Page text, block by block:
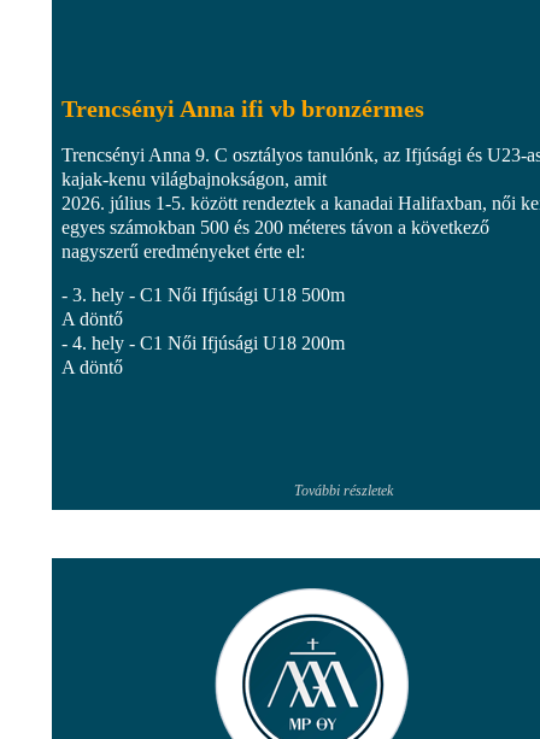
Trencsényi Anna ifi vb bronzérmes
Trencsényi Anna 9. C osztályos tanulónk, az Ifjúsági és U23-
kajak-kenu világbajnokságon, amit
2026. július 1-5. között rendeztek a kanadai Halifaxban, női
egyes számokban 500 és 200 méteres távon a következő
nagyszerű eredményeket érte el:
- 3. hely - C1 Női Ifjúsági U18 500m
A döntő
- 4. hely - C1 Női Ifjúsági U18 200m
A döntő
További részletek